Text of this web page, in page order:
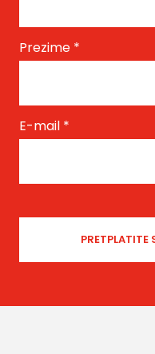
Prezime *
E-mail *